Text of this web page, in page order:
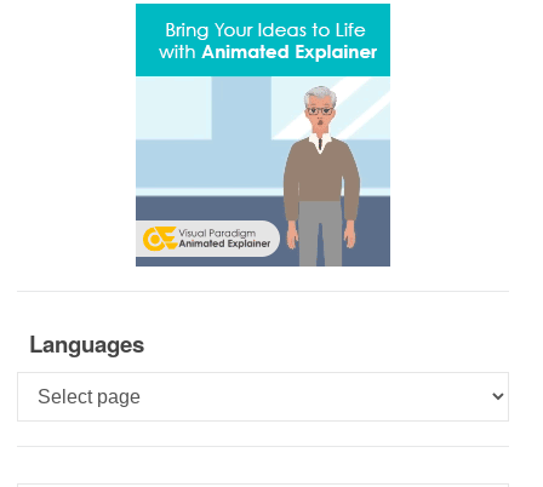
Languages
Languages